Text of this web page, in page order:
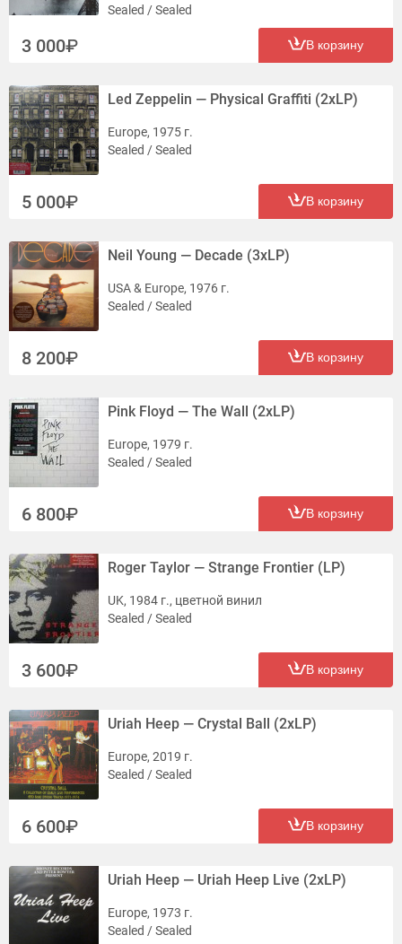
Sealed / Sealed
3 000 В корзину
Led Zeppelin — Physical Graffiti (2xLP)
Europe, 1975 г.
Sealed / Sealed
5 000 В корзину
Neil Young — Decade (3xLP)
USA & Europe, 1976 г.
Sealed / Sealed
8 200 В корзину
Pink Floyd — The Wall (2xLP)
Europe, 1979 г.
Sealed / Sealed
6 800 В корзину
Roger Taylor — Strange Frontier (LP)
UK, 1984 г., цветной винил
Sealed / Sealed
3 600 В корзину
Uriah Heep — Crystal Ball (2xLP)
Europe, 2019 г.
Sealed / Sealed
6 600 В корзину
Uriah Heep — Uriah Heep Live (2xLP)
Europe, 1973 г.
Sealed / Sealed